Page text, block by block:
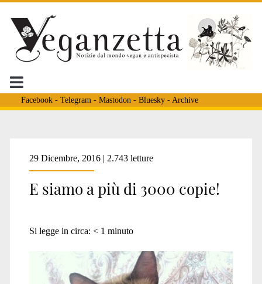
Facebook- Telegram - Mastodon - Bluesky- Archive
29 Dicembre, 2016 | 2.743 letture
E siamo a più di 3000 copie!
Si legge in circa: < 1 minuto